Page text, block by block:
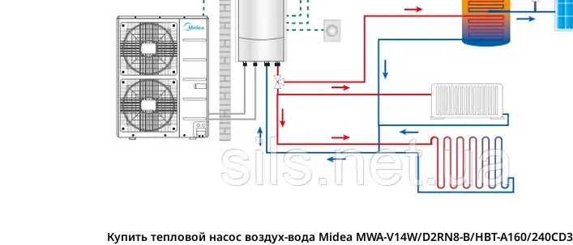
Купить тепловой насос воздух-вода Midea MWA-V14W/D2RN8-B/HBT-A160/